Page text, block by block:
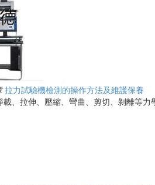
拉力試驗機檢測的操作方法及維護保養
、拉伸、壓縮、彎曲、剪切、剝離等